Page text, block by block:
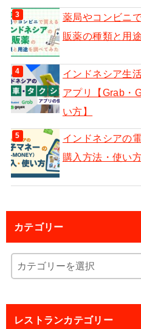
薬局やコンビニ
販薬の種類と用
インドネシア生
アプリ【Grab・
い方】
インドネシアの
購入方法・使い
カテゴリー
レストランカテゴリー